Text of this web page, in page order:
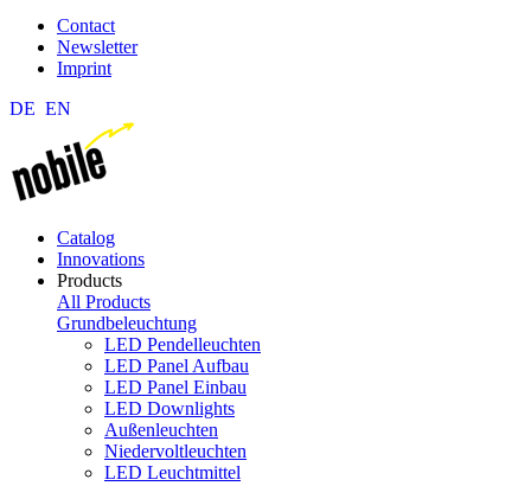
Contact
Newsletter
Imprint
DE EN
Catalog
Innovations
Products
All Products
Grundbeleuchtung
LED Pendelleuchten
LED Panel Aufbau
LED Panel Einbau
LED Downlights
Außenleuchten
Niedervoltleuchten
LED Leuchtmittel